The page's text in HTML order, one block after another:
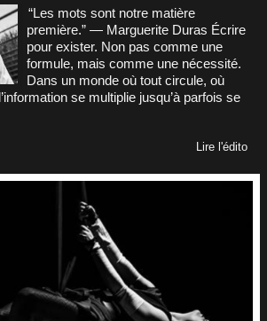
“Les mots sont notre matière
première.” — Marguerite Duras Écrire
pour exister. Non pas comme une
formule, mais comme une nécessité.
Dans un monde où tout circule, où
se multiplie jusqu’à parfois se
Lire l'édito